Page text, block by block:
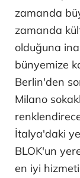
zamanda
zamanda
olduğuna
bünyemize
Berlin'den
Milano
İtalya'daki
BLOK'un
en iyi